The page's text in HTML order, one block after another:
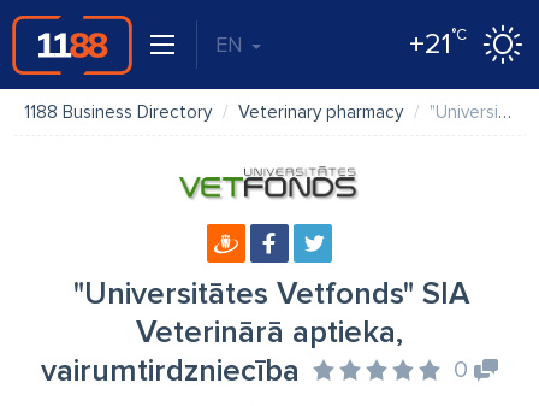
EN +21°C
1188 Business Directory Veterinary pharmacy "Universitātes Vetfonds" SIA Veterinārā aptieka, vairumtirdzniecība
"Universitātes Vetfonds" SIA
Veterinārā aptieka,
vairumtirdzniecība
0